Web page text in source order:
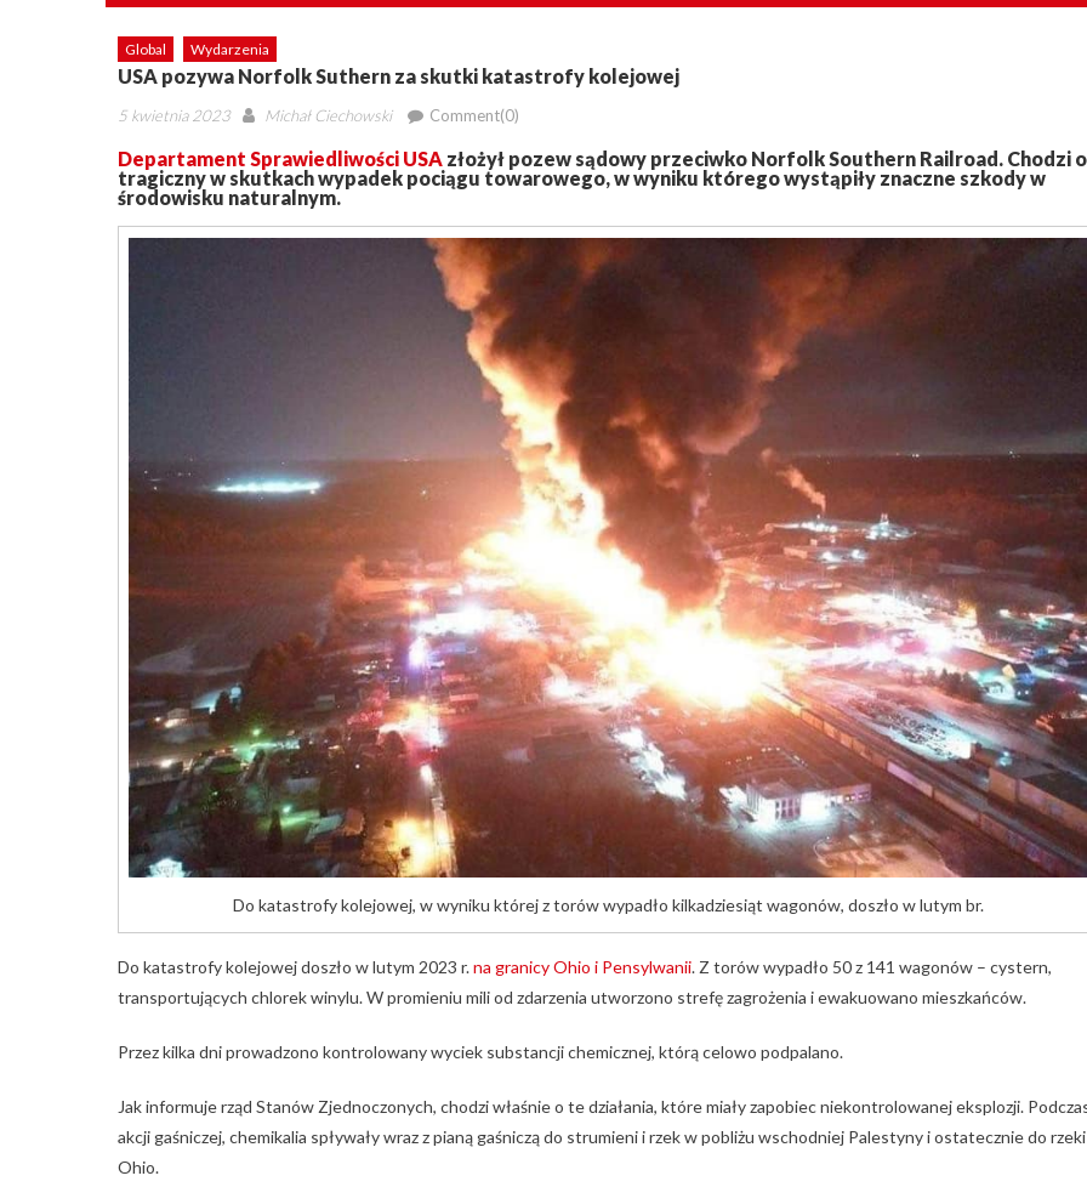
Global Wydarzenia
USA pozywa Norfolk Suthern za skutki katastrofy kolejowej
Posted
5 kwietnia 2023 Author
Michał Ciechowski Comment(0)
Departament Sprawiedliwości USA złożył pozew sądowy przeciwko Norfolk Southern Railroad. Chodzi o
tragiczny w skutkach wypadek pociągu towarowego, w wyniku którego wystąpiły znaczne szkody w
środowisku naturalnym.
Do katastrofy kolejowej, w wyniku której z torów wypadło kilkadziesiąt wagonów, doszło w lutym br.
Do katastrofy kolejowej doszło w lutym 2023 r.na granicy Ohio i Pensylwanii. Z torów wypadło 50 z 141 wagonów – cystern,
transportujących chlorek winylu. W promieniu mili od zdarzenia utworzono strefę zagrożenia i ewakuowano mieszkańców.
Przez kilka dni prowadzono kontrolowany wyciek substancji chemicznej, którą celowo podpalano.
Jak informuje rząd Stanów Zjednoczonych, chodzi właśnie o te działania, które miały zapobiec niekontrolowanej eksplozji.
akcji gaśniczej, chemikalia spływały wraz z pianą gaśniczą do strumieni i rzek w pobliżu wschodniej Palestyny ​​i ostatecznie do rzeki
Ohio.